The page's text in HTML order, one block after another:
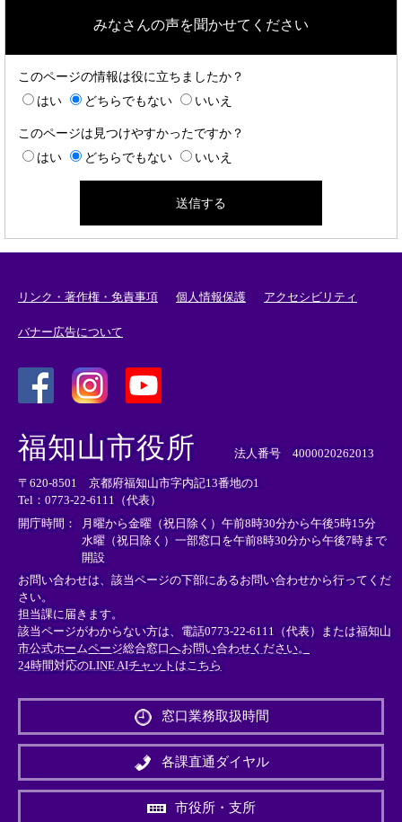
みなさんの声を聞かせてください
このページの情報は役に立ちましたか？
はい
どちらでもない いいえ
このページは見つけやすかったですか？
はい
どちらでもない いいえ
リンク・著作権・免責事項 個人情報保護 アクセシビリティ
バナー広告について
外
部
リ
ン
ク
＞
外
リ
ン
ク
＞
外
部
ン
ク
＞
福知山市役所 法人番号 4000020262013
〒620-8501 京都府福知山市字内記13番地の1
Tel：0773-22-6111（代表）
開庁時間： 月曜から金曜（祝日除く）午前8時30分から午後5時15分
水曜（祝日除く）一部窓口を午前8時30分から午後7時まで
開設
お問い合わせは、該当ページの下部にあるお問い合わせから行ってくだ
さい。
担当課に届きます。
該当ページがわからない方は、電話0773-22-6111（代表）または福知山
市公式ホームページ総合窓口へお問い合わせください。
24時間対応のLINE AIチャットはこちら
外
リ
ン
＞
窓口業務取扱時間
各課直通ダイヤル
市役所・支所